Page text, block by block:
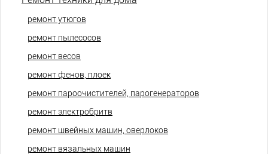
ремонт утюгов
ремонт пылесосов
ремонт весов
ремонт фенов, плоек
ремонт пароочистителей, парогенераторов
ремонт электробритв
ремонт швейных машин, оверлоков
ремонт вязальных машин